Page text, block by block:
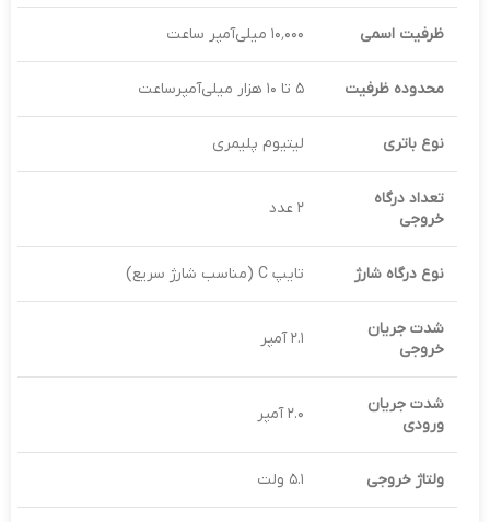
ظرفیت اسمی ۱۰٬۰۰۰ میلی‌آمپر ساعت
محدوده ظرفیت ۵ تا ۱۰ هزار میلی‌آمپر‌ساعت
نوع باتری لیتیوم پلیمری
تعداد درگاه
خروجی
۲ عدد
نوع درگاه شارژ تایپ C (مناسب شارژ سریع)
شدت جریان
خروجی
۲.۱ آمپر
شدت جریان
ورودی
۲.۰ آمپر
ولتاژ خروجی ۵.۱ ولت